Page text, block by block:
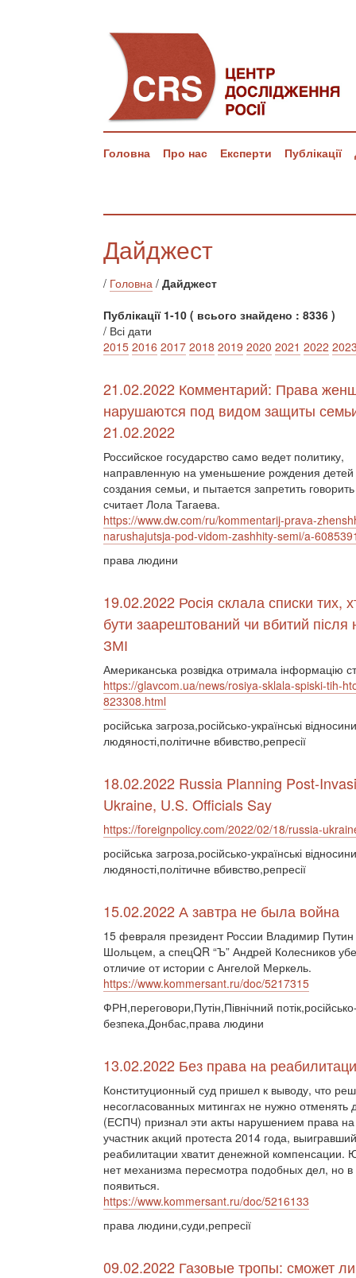
Головна Про нас Експерти Публікації
Дайджест
/ Головна / Дайджест
Публікації 1-10 ( всього знайдено : 8336 )
/ Всі дати
2015 2016 2017 2018 2019 2020 2021 2022
21.02.2022 Комментарий: Права
нарушаются под видом защиты
21.02.2022
Российское государство само ведет политику,
направленную на уменьшение рождения детей
создания семьи, и пытается запретить
считает Лола Тагаева.
https://www.dw.com/ru/kommentarij-prava-
narushajutsja-pod-vidom-zashhity-semi/a-
права людини
19.02.2022 Росія склала списки тих,
бути заарештований чи вбитий після
ЗМІ
Американська розвідка отримала інформацію
https://glavcom.ua/news/rosiya-sklala-spiski-tih-
823308.html
російська загроза,російсько-українські
людяності,політичне вбивство,репресії
18.02.2022 Russia Planning Post-
Ukraine, U.S. Officials Say
https://foreignpolicy.com/2022/02/18/russia-
російська загроза,російсько-українські
людяності,політичне вбивство,репресії
15.02.2022 А завтра не была война
15 февраля президент России Владимир
Шольцем, а спецQR “Ъ” Андрей Колесников
отличие от истории с Ангелой Меркель.
https://www.kommersant.ru/doc/5217315
ФРН,переговори,Путін,Північний
безпека,Донбас,права людини
13.02.2022 Без права на
Конституционный суд пришел к выводу, что
несогласованных митингах не нужно
(ЕСПЧ) признал эти акты нарушением права
участник акций протеста 2014 года,
реабилитации хватит денежной компенсации.
нет механизма пересмотра подобных дел, но
появиться.
https://www.kommersant.ru/doc/5216133
права людини,суди,репресії
09.02.2022 Газовые тропы: сможет ли